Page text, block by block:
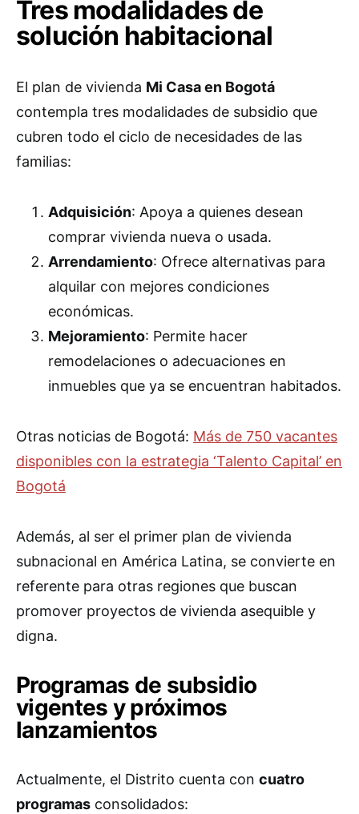
Tres modalidades de
solución habitacional
El plan de vivienda Mi Casa en Bogotá
contempla tres modalidades de subsidio que
cubren todo el ciclo de necesidades de las
familias:
Adquisición: Apoya a quienes desean
comprar vivienda nueva o usada.
Arrendamiento: Ofrece alternativas para
alquilar con mejores condiciones
económicas.
Mejoramiento: Permite hacer
remodelaciones o adecuaciones en
inmuebles que ya se encuentran habitados.
Otras noticias de Bogotá: Más de 750 vacantes
disponibles con la estrategia ‘Talento Capital’ en
Bogotá
Además, al ser el primer plan de vivienda
subnacional en América Latina, se convierte en
referente para otras regiones que buscan
promover proyectos de vivienda asequible y
digna.
Programas de subsidio
vigentes y próximos
lanzamientos
Actualmente, el Distrito cuenta con cuatro
programas consolidados: